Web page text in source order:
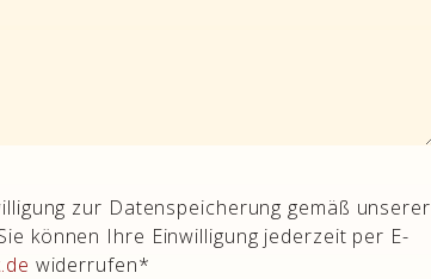
zur Datenspeicherung gemäß unserer
können Ihre Einwilligung jederzeit per E-
widerrufen*